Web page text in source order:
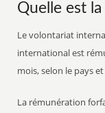
Quelle est
Le volontariat
international est
mois, selon le pays
La rémunération